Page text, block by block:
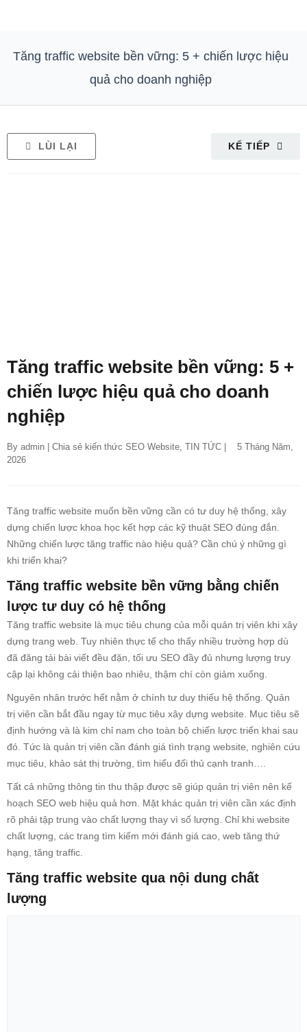
Tăng traffic website bền vững: 5 + chiến lược hiệu
quả cho doanh nghiệp
KẾ TIẾP
LÙI LẠI
Tăng traffic website bền vững: 5 +
chiến lược hiệu quả cho doanh
nghiệp
By admin | Chia sẻ kiến thức SEO Website TIN TỨC |    5 Tháng Năm,
2026
Tăng traffic website muốn bền vững cần có tư duy hệ thống, xây
dựng chiến lược khoa học kết hợp các kỹ thuật SEO đúng đắn.
Những chiến lược tăng traffic nào hiệu quả? Cần chú ý những gì
khi triển khai?
Tăng traffic website bền vững bằng chiến
lược tư duy có hệ thống
Tăng traffic website là mục tiêu chung của mỗi quản trị viên khi xây
dựng trang web. Tuy nhiên thực tế cho thấy nhiều trường hợp dù
đã đăng tải bài viết đều đặn, tối ưu SEO đầy đủ nhưng lượng truy
cập lại không cải thiện bao nhiêu, thậm chí còn giảm xuống.
Nguyên nhân trước hết nằm ở chính tư duy thiếu hệ thống. Quản
trị viên cần bắt đầu ngay từ mục tiêu xây dựng website. Mục tiêu sẽ
định hướng và là kim chỉ nam cho toàn bộ chiến lược triển khai sau
đó. Tức là quản trị viên cần đánh giá tình trạng website, nghiên cứu
mục tiêu, khảo sát thị trường, tìm hiểu đối thủ cạnh tranh….
Tất cả những thông tin thu thập được sẽ giúp quản trị viên nên kế
hoạch SEO web hiệu quả hơn. Mặt khác quản trị viên cần xác định
rõ phải tập trung vào chất lượng thay vì số lượng. Chỉ khi website
chất lượng, các trang tìm kiếm mới đánh giá cao, web tăng thứ
hạng, tăng traffic.
Tăng traffic website qua nội dung chất
lượng